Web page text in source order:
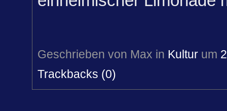
Geschrieben von Max in Kultur um
Trackbacks (0)